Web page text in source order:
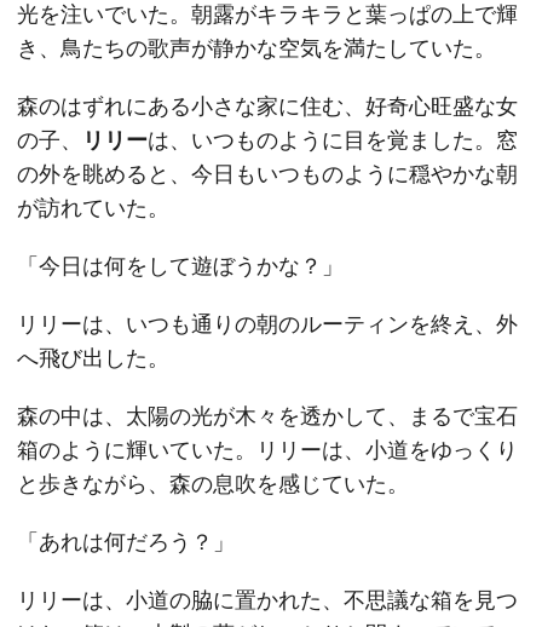
光を注いでいた。朝露がキラキラと葉っぱの上で輝
き、鳥たちの歌声が静かな空気を満たしていた。
森のはずれにある小さな家に住む、好奇心旺盛な女
の子、
リリーは、いつものように目を覚ました。窓
の外を眺めると、今日もいつものように穏やかな朝
が訪れていた。
「今日は何をして遊ぼうかな？」
リリーは、いつも通りの朝のルーティンを終え、外
へ飛び出した。
森の中は、太陽の光が木々を透かして、まるで宝石
箱のように輝いていた。リリーは、小道をゆっくり
と歩きながら、森の息吹を感じていた。
「あれは何だろう？」
リリーは、小道の脇に置かれた、不思議な箱を見つ